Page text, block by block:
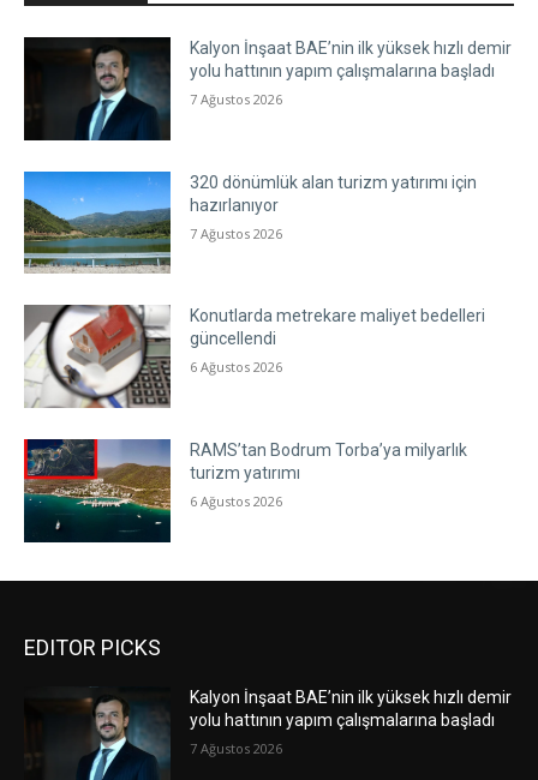
Kalyon İnşaat BAE’nin ilk yüksek hızlı demir
yolu hattının yapım çalışmalarına başladı
7 Ağustos 2026
320 dönümlük alan turizm yatırımı için
hazırlanıyor
7 Ağustos 2026
Konutlarda metrekare maliyet bedelleri
güncellendi
6 Ağustos 2026
RAMS’tan Bodrum Torba’ya milyarlık
turizm yatırımı
6 Ağustos 2026
EDITOR PICKS
Kalyon İnşaat BAE’nin ilk yüksek hızlı demir
yolu hattının yapım çalışmalarına başladı
7 Ağustos 2026